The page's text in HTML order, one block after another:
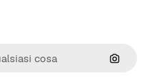
Cerca